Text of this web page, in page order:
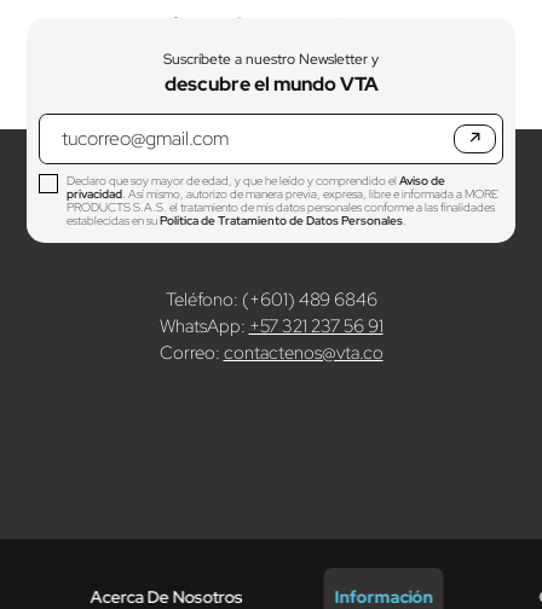
Cargando comentarios…
Suscríbete a nuestro Newsletter y
descubre el mundo VTA
↗
Declaro que soy mayor de edad, y que he leído y comprendido elAviso de
privacidad. Así mismo, autorizo de manera previa, expresa, libre e informada a MORE
PRODUCTS S.A.S. el tratamiento de mis datos personales conforme a las finalidades
establecidas en suPolítica de Tratamiento de Datos Personales.
Teléfono: (+601) 489 6846
WhatsApp: +57 321 237 56 91
Correo: contactenos@vta.co
Acerca De Nosotros Información